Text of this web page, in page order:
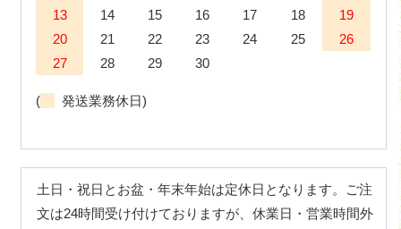
13
14 15 16 17 18
19
20
21 22 23 24 25
26
27
28 29 30
( 発送業務休日)
土日・祝日とお盆・年末年始は定休日となります。ご注
文は24時間受け付けておりますが、休業日・営業時間外